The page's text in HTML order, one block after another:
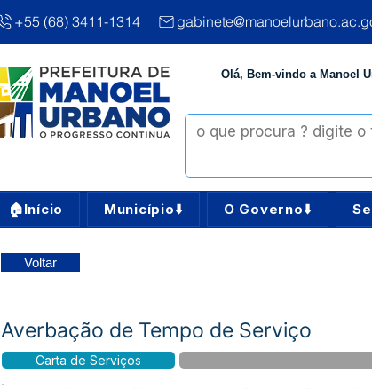
+55 (68) 3411-1314
Olá, Bem-vindo a Manoel
🏠Início Município⬇️ O Governo⬇️
Voltar
Averbação de Tempo de Serviço
Carta de Serviços